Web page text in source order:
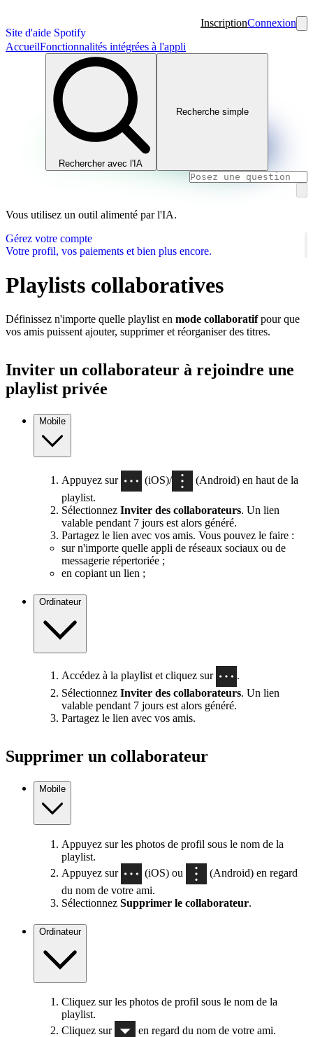
Site d'aide Spotify
InscriptionConnexion
AccueilFonctionnalités intégrées à l'appli
Rechercher avec l'IA
Recherche simple
Vous utilisez un outil alimenté par l'IA.
Gérez votre compte
Votre profil, vos paiements et bien plus encore.
Playlists collaboratives
Définissez n'importe quelle playlist en mode collaboratifpour que
vos amis puissent ajouter, supprimer et réorganiser des titres.
Inviter un collaborateur à rejoindre une
playlist privée
Mobile
Appuyez sur (iOS)/
(Android) en haut de la
playlist.
Sélectionnez Inviter des collaborateurs. Un lien
valable pendant 7 jours est alors généré.
Partagez le lien avec vos amis. Vous pouvez le faire :
sur n'importe quelle appli de réseaux sociaux ou de
messagerie répertoriée ;
en copiant un lien ;
Ordinateur
Accédez à la playlist et cliquez sur
.
Sélectionnez Inviter des collaborateurs. Un lien
valable pendant 7 jours est alors généré.
Partagez le lien avec vos amis.
Supprimer un collaborateur
Mobile
Appuyez sur les photos de profil sous le nom de la
playlist.
Appuyez sur
(iOS) ou
(Android) en regard
du nom de votre ami.
Sélectionnez Supprimer le collaborateur.
Ordinateur
Cliquez sur les photos de profil sous le nom de la
playlist.
Cliquez sur
en regard du nom de votre ami.